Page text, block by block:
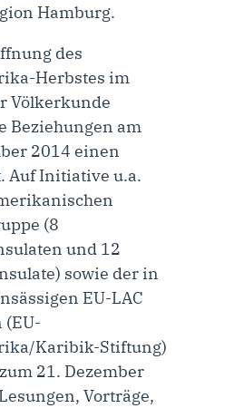
Hamburg.
des
Herbstes im
Völkerkunde
Beziehungen am
2014 einen
Auf Initiative u.a.
(8
und 12
sowie der in
EU-LAC
(EU-
Karibik-Stiftung)
21. Dezember
Vorträge,